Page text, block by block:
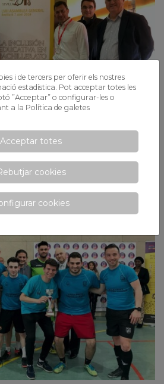
assemblea general de
en el Batxillerat
i de tercers per oferir els nostres
estadística. Pot acceptar totes les
”Acceptar” o configurar-les o
a la Política de galetes
Acceptar totes
cookies
cookies